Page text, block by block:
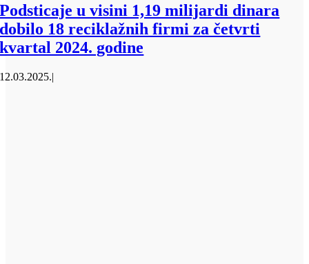
Podsticaje u visini 1,19 milijardi dinara
dobilo 18 reciklažnih firmi za četvrti
kvartal 2024. godine
12.03.2025.|